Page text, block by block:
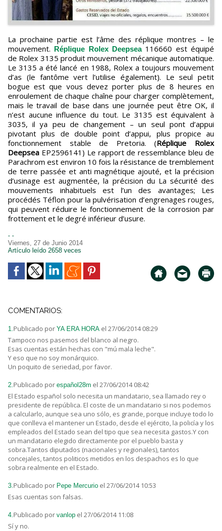
La prochaine partie est l’âme des réplique montres – le
mouvement. Réplique Rolex Deepsea116660 est équipé
de Rolex 3135 produit mouvement mécanique automatique.
Le 3135 a été lancé en 1988, Rolex a toujours mouvement
d’as (le fantôme vert l’utilise également). Le seul petit
bogue est que vous devez porter plus de 8 heures en
enroulement de chaque chaîne pour charger complètement,
mais le travail de base dans une journée peut être OK, il
n’est aucune influence du tout. Le 3135 est équivalent à
3035, il ya peu de changement – un seul pont d’appui
pivotant plus de double point d’appui, plus propice au
fonctionnement stable de Pretoria. (Réplique Rolex
Deepsea EP2596141) Le rapport de ressemblance bleu de
Parachrom est environ 10 fois la résistance de tremblement
de terre passée et anti magnétique ajouté, et la précision
d’usinage est augmentée, la précision du La sécurité des
mouvements inhabituels est l’un des avantages; Les
procédés Téflon pour la pulvérisation d’engrenages rouges,
qui peuvent réduire le fonctionnement de la corrosion par
frottement et le degré inférieur d’usure.
- -
Viernes, 27 de Junio 2014
Artículo leído 2658 veces
COMENTARIOS:
1. Publicado por YA ERA HORA el 27/06/2014 08:29
Tampoco nos pasemos del blanco al negro.
Esas cuentas están hechas con "mú mala leche".
Y eso que no soy monárquico.
Un poquito de seriedad, por favor.
2. Publicado por español28m el 27/06/2014 08:42
El Estado español solo necesita un mandatario, sea llamado rey o
presidente de república. El coste de un mandatario si nos podemos
a calcularlo, aunque sea uno sólo, es grande, porque incluye todo lo
que conlleva el mantener un Estado, desde el ejército, la policía y los
empleados del Estado sean del tipo que sea necesita gastos.Y con
un mandatario elegido directamente por el pueblo basta y
sobra.Tantos diputados (nacionales y regionales), tantos
concejales, tantos politicos metidos en los despachos es lo que
sobra realmente en el Estado.
3. Publicado por Pepe Mercurio el 27/06/2014 10:53
Esas cuentas son falsas.
4. Publicado por vanlop el 27/06/2014 11:08
Sí y no.